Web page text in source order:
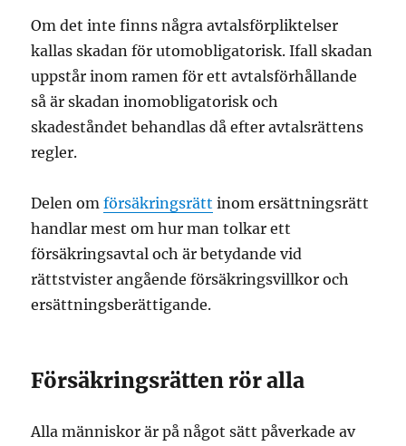
Om det inte finns några avtalsförpliktelser
kallas skadan för utomobligatorisk. Ifall skadan
uppstår inom ramen för ett avtalsförhållande
så är skadan inomobligatorisk och
skadeståndet behandlas då efter avtalsrättens
regler.
Delen omförsäkringsrätt inom ersättningsrätt
handlar mest om hur man tolkar ett
försäkringsavtal och är betydande vid
rättstvister angående försäkringsvillkor och
ersättningsberättigande.
Försäkringsrätten rör alla
Alla människor är på något sätt påverkade av